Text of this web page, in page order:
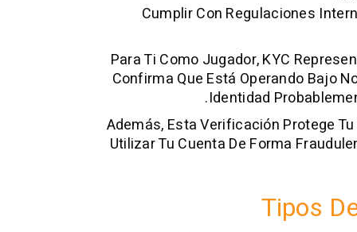
Cumplir Con Regulaciones
Para Ti Como Jugador, KYC
Confirma Que Está Operando Bajo
Identidad
Además, Esta Verificación Protege
Utilizar Tu Cuenta De Forma
Tipos